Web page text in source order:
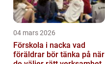
04 mars 2026
Förskola i nacka vad
föräldrar bör tänka på när